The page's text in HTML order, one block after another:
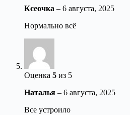
Ксеочка – 6 августа, 2025
Нормально всё
Оценка 5 из 5
Наталья – 6 августа, 2025
Все устроило